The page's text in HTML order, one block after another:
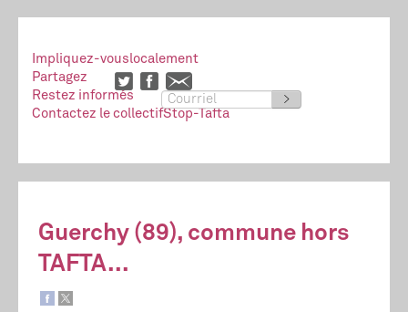
Impliquez-vouslocalement
Partagez
Restez informés
>
Contactez le collectifStop-Tafta
Guerchy (89), commune hors
TAFTA...